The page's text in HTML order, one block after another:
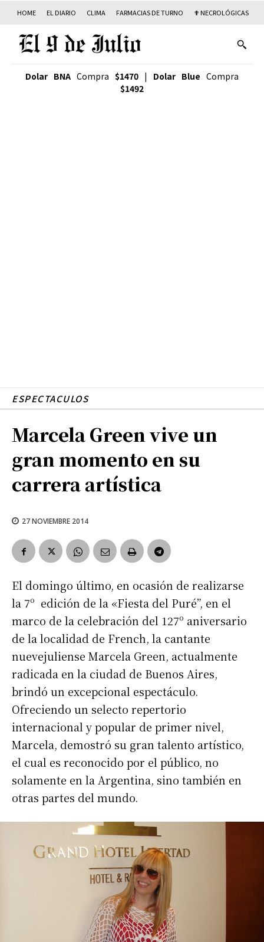
HOME EL DIARIO CLIMA FARMACIAS DE TURNO ✟ NECROLÓGICAS
Dolar BNA Compra $1470 | Dolar Blue Compra
$1492
ESPECTACULOS
Marcela Green vive un
gran momento en su
carrera artística
27 NOVIEMBRE 2014
El domingo último, en ocasión de realizarse
la 7º edición de la «Fiesta del Puré”, en el
marco de la celebración del 127º aniversario
de la localidad de French, la cantante
nuevejuliense Marcela Green, actualmente
radicada en la ciudad de Buenos Aires,
brindó un excepcional espectáculo.
Ofreciendo un selecto repertorio
internacional y popular de primer nivel,
Marcela, demostró su gran talento artístico,
el cual es reconocido por el público, no
solamente en la Argentina, sino también en
otras partes del mundo.